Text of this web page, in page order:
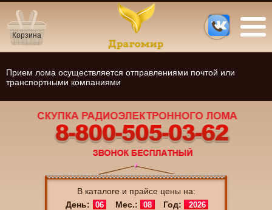
В каталоге и прайсе цены на:
День:
06 Мес.: 08 Год: 2026
Корзина
Прием лома осуществляется отправлениями почтой или
транспортными компаниями